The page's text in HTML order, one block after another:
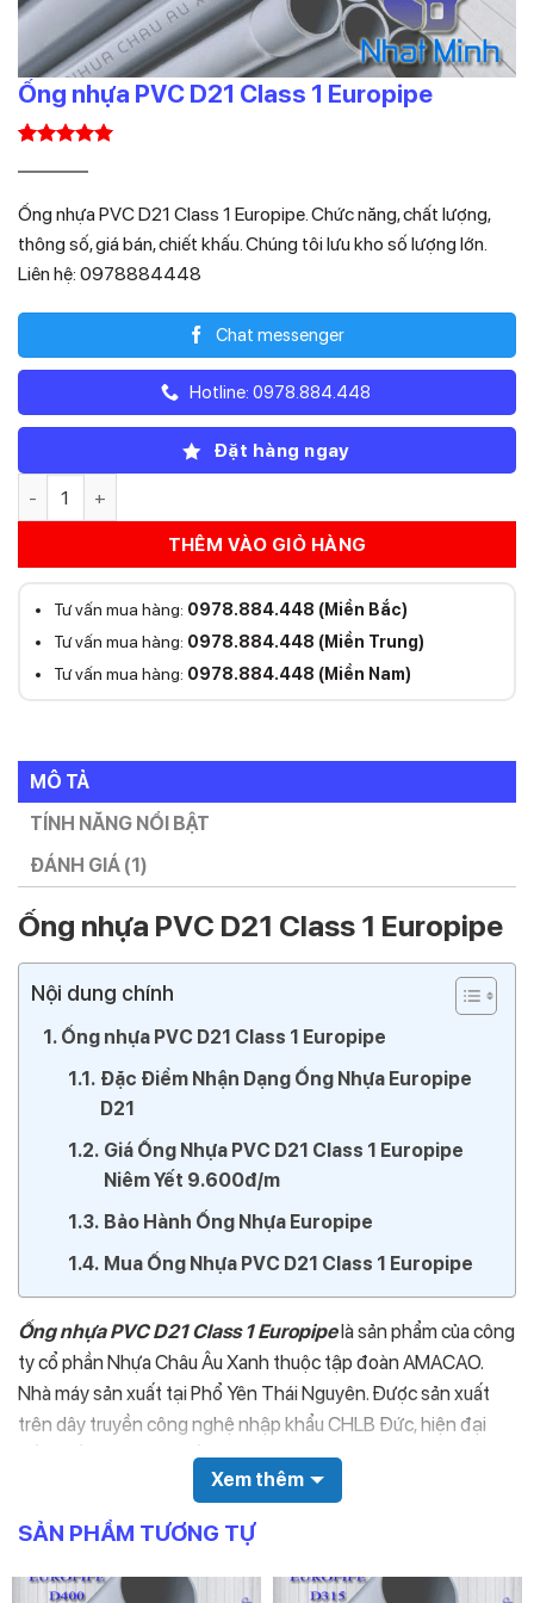
Ống nhựa PVC D21 Class 1 Europipe
dựa trên
đánh giá
9.240
là:
9.240₫.
tại
là:
Ống nhựa PVC D21 Class 1 Europipe. Chức năng, chất lượng,
thông số, giá bán, chiết khấu. Chúng tôi lưu kho số lượng lớn.
Liên hệ: 0978884448
Chat messenger
Hotline: 0978.884.448
Đặt hàng ngay
THÊM VÀO GIỎ HÀNG
Tư vấn mua hàng: 0978.884.448 (Miền Bắc)
Tư vấn mua hàng: 0978.884.448 (Miền Trung)
Tư vấn mua hàng: 0978.884.448 (Miền Nam)
MÔ TẢ
TÍNH NĂNG NỔI BẬT
ĐÁNH GIÁ (1)
Ống nhựa PVC D21 Class 1 Europipe
Nội dung chính
Ống nhựa PVC D21 Class 1 Europipe
Đặc Điểm Nhận Dạng Ống Nhựa Europipe
D21
Giá Ống Nhựa PVC D21 Class 1 Europipe
Niêm Yết 9.600đ/m
Bảo Hành Ống Nhựa Europipe
Mua Ống Nhựa PVC D21 Class 1 Europipe
Ống nhựa PVC D21 Class 1 Europipelà sản phẩm của công
ty cổ phần Nhựa Châu Âu Xanh thuộc tập đoàn AMACAO.
Nhà máy sản xuất tại Phổ Yên Thái Nguyên. Được sản xuất
trên dây truyền công nghệ nhập khẩu CHLB Đức, hiện đại
bấc nhất hiện nay. Chất lượng tương đương không thua kém
những thương hiệu ống nhựa lớn trên thị trường nội đại hiện
nay. Ngoài ra giá bán của sản phẩm cực hợp lý, phù hợp với
định hướng phát triển thương hiệu Europipe trên 50 năm.
Xem thêm
SẢN PHẨM TƯƠNG TỰ